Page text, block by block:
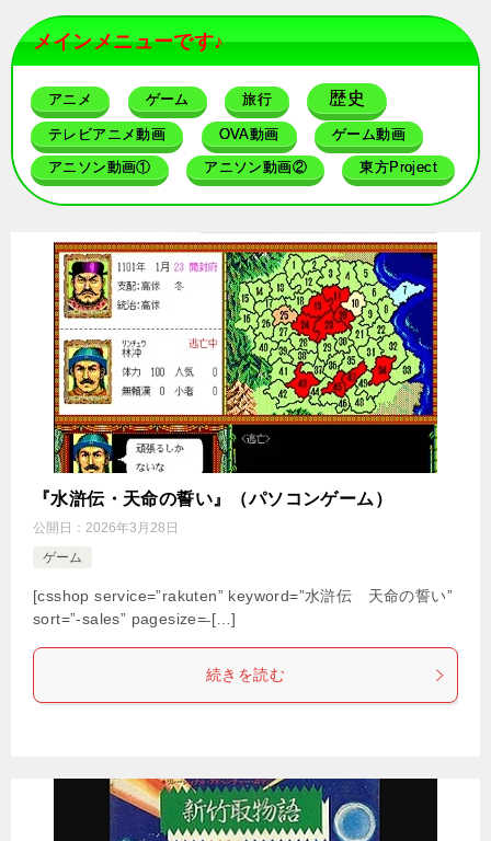
メインメニューです♪
アニメ ゲーム 旅行 歴史
テレビアニメ動画 OVA動画 ゲーム動画
アニソン動画① アニソン動画② 東方Project
『水滸伝・天命の誓い』（パソコンゲーム）
公開日： 2026年3月28日
ゲーム
[csshop service=”rakuten” keyword=”水滸伝 天命の誓い”
sort=”-sales” pagesize=̶ […]
続きを読む